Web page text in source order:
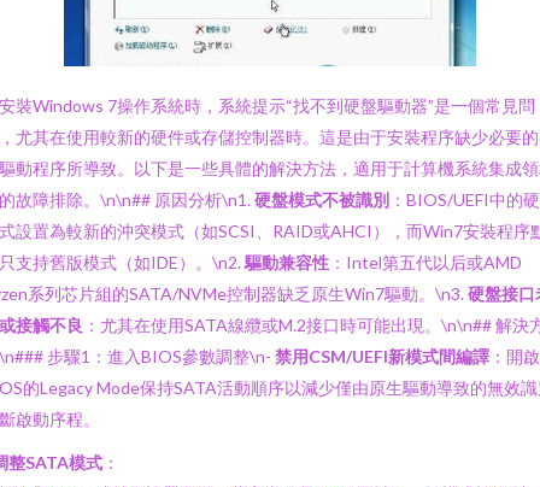
裝Windows 7操作系統時，系統提示“找不到硬盤驅動器”是一個常見問
尤其在使用較新的硬件或存儲控制器時。這是由于安裝程序缺少必要
動程序所導致。以下是一些具體的解決方法，適用于計算機系統集成
故障排除。\n\n## 原因分析\n1.硬盤模式不被識別 ：BIOS/UEFI中的
設置為較新的沖突模式（如SCSI、RAID或AHCI），而Win7安裝程序
支持舊版模式（如IDE）。\n2.驅動兼容性 ：Intel第五代以后或AMD
系列芯片組的SATA/NVMe控制器缺乏原生Win7驅動。\n3.硬盤接口
接觸不良 ：尤其在使用SATA線纜或M.2接口時可能出現。\n\n## 解決
步驟1：進入BIOS參數調整\n- 禁用CSM/UEFI新模式間編譯 ：開啟
的Legacy Mode保持SATA活動順序以減少僅由原生驅動導致的無效
啟動序程。
整SATA模式 ：